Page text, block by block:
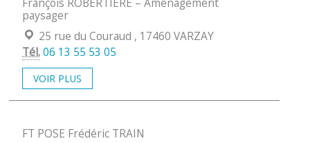
paysager
Localisation :
25 rue du Couraud , 17460 VARZAY
Tél.06 13 55 53 05
VOIR PLUS
FT POSE Frédéric TRAIN